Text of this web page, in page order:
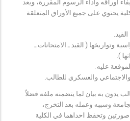
أوراقه وأداء الرسوم المقررة، ويعد
يحتوي على جميع الأوراق المتعلقة
وتواريخها ( القيد ـ الامتحانات ـ
).
عليه.
والعسكري للطالب.
به بيان لما يتضمنه ملفه فضلاً
وسببه وعمله بعد التخرج،
وتحفظ احداهما في الكلية